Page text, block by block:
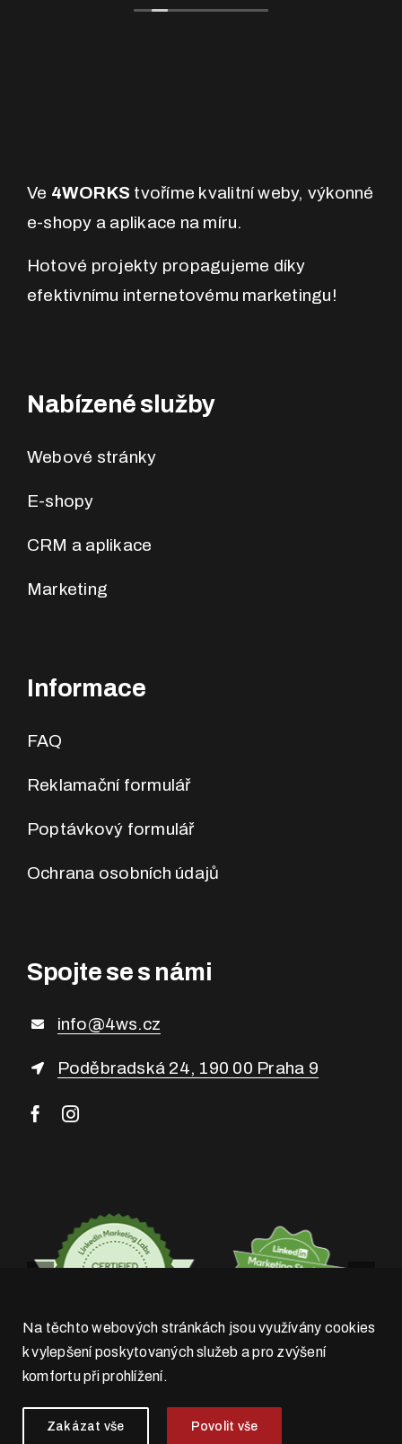
Ve 4WORKS tvoříme kvalitní weby, výkonné
e-shopy a aplikace na míru.
Hotové projekty propagujeme díky
efektivnímu internetovému marketingu!
Nabízené služby
Webové stránky
E-shopy
CRM a aplikace
Marketing
Informace
FAQ
Reklamační formulář
Poptávkový formulář
Ochrana osobních údajů
Spojte se s námi
info@4ws.cz
Poděbradská 24, 190 00 Praha 9
Na těchto webových stránkách jsou využívány cookies
k vylepšení poskytovaných služeb a pro zvýšení
komfortu při prohlížení.
Zakázat vše Povolit vše